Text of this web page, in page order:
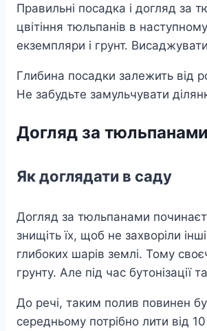
Правильні посадка і догляд за
цвітіння тюльпанів в
екземпляри і грунт.
Глибина посадки залежить від
Не забудьте замульчувати
Догляд за тюльпанами
Як доглядати в саду
Догляд за тюльпанами
знищіть їх, щоб не захворіли
глибоких шарів землі. Тому
грунту. Але під час
До речі, таким полив повинен
середньому потрібно лити від